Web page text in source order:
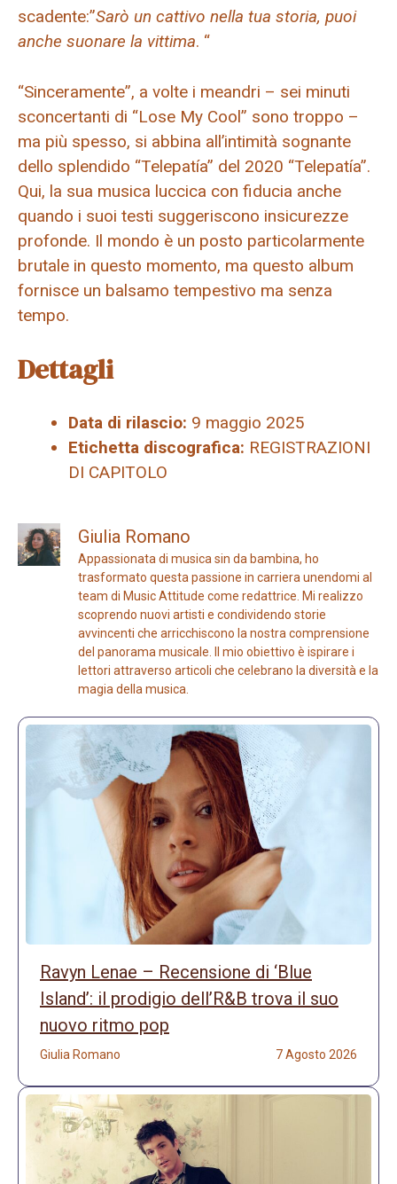
scadente:”Sarò un cattivo nella tua storia, puoi
anche suonare la vittima. “
“Sinceramente”, a volte i meandri – sei minuti
sconcertanti di “Lose My Cool” sono troppo –
ma più spesso, si abbina all’intimità sognante
dello splendido “Telepatía” del 2020 “Telepatía”.
Qui, la sua musica luccica con fiducia anche
quando i suoi testi suggeriscono insicurezze
profonde. Il mondo è un posto particolarmente
brutale in questo momento, ma questo album
fornisce un balsamo tempestivo ma senza
tempo.
Dettagli
Data di rilascio: 9 maggio 2025
Etichetta discografica: REGISTRAZIONI
DI CAPITOLO
Giulia Romano
Appassionata di musica sin da bambina, ho
trasformato questa passione in carriera unendomi al
team di Music Attitude come redattrice. Mi realizzo
scoprendo nuovi artisti e condividendo storie
avvincenti che arricchiscono la nostra comprensione
del panorama musicale. Il mio obiettivo è ispirare i
lettori attraverso articoli che celebrano la diversità e la
magia della musica.
Ravyn Lenae – Recensione di ‘Blue
Island’: il prodigio dell’R&B trova il suo
nuovo ritmo pop
Giulia Romano 7 Agosto 2026